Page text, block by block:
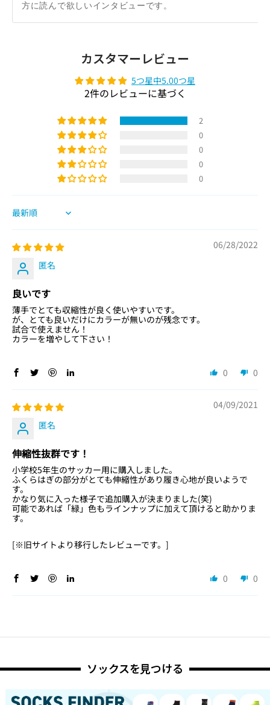
方に読んで欲しいインタビューです。
カスタマーレビュー
5つ星中5.00つ星
2件のレビューに基づく
2
0
0
0
0
Sort by
06/28/2022
匿名
良いです
薄手でとても収縮性が良く使いやすいです。
が、とても良いだけにカラーが無いのが残念です。
試合で使えません！
カラーを増やして下さい！
0 0
04/09/2021
匿名
伸縮性抜群です！
小学校5年生のサッカー用に購入しました。
ふくらはぎの部分がとても伸縮性があり履き心地が良いようで
す。
かなり気に入った様子で追加購入が決まりました(笑)
可能であれば「緑」色もラインナップに加えて頂けると助かりま
す。
[※旧サイトより移行したレビューです。]
0 0
ソックスを見つける